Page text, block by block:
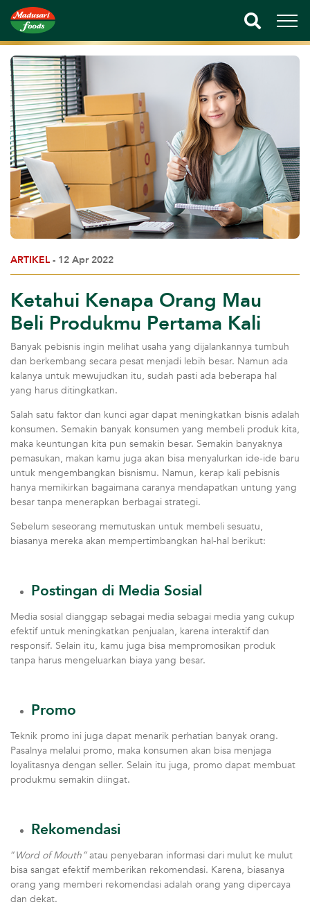
ARTIKEL - 12 Apr 2022
Ketahui Kenapa Orang Mau
Beli Produkmu Pertama Kali
Banyak pebisnis ingin melihat usaha yang dijalankannya tumbuh
dan berkembang secara pesat menjadi lebih besar. Namun ada
kalanya untuk mewujudkan itu, sudah pasti ada beberapa hal
yang harus ditingkatkan.
Salah satu faktor dan kunci agar dapat meningkatkan bisnis adalah
konsumen. Semakin banyak konsumen yang membeli produk kita,
maka keuntungan kita pun semakin besar. Semakin banyaknya
pemasukan, makan kamu juga akan bisa menyalurkan ide-ide baru
untuk mengembangkan bisnismu. Namun, kerap kali pebisnis
hanya memikirkan bagaimana caranya mendapatkan untung yang
besar tanpa menerapkan berbagai strategi.
Sebelum seseorang memutuskan untuk membeli sesuatu,
biasanya mereka akan mempertimbangkan hal-hal berikut:
Postingan di Media Sosial
Media sosial dianggap sebagai media sebagai media yang cukup
efektif untuk meningkatkan penjualan, karena interaktif dan
responsif. Selain itu, kamu juga bisa mempromosikan produk
tanpa harus mengeluarkan biaya yang besar.
Promo
Teknik promo ini juga dapat menarik perhatian banyak orang.
Pasalnya melalui promo, maka konsumen akan bisa menjaga
loyalitasnya dengan seller. Selain itu juga, promo dapat membuat
produkmu semakin diingat.
Rekomendasi
“Word of Mouth”atau penyebaran informasi dari mulut ke mulut
bisa sangat efektif memberikan rekomendasi. Karena, biasanya
orang yang memberi rekomendasi adalah orang yang dipercaya
dan dekat.